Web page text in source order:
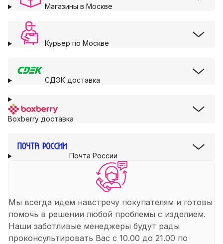
Магазины в Москве
Курьер по Москве
СДЭК доставка
Boxberry доставка
Почта России
Мы всегда идем навстречу покупателям и готовы
помочь в решении любой проблемы с изделием.
Наши заботливые менеджеры будут рады
проконсультировать Вас с 10.00 до 21.00 по